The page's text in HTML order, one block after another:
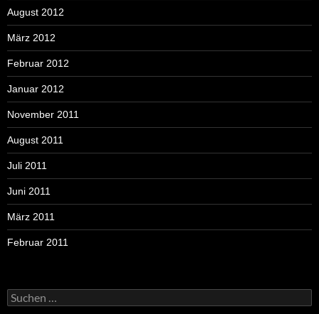
August 2012
März 2012
Februar 2012
Januar 2012
November 2011
August 2011
Juli 2011
Juni 2011
März 2011
Februar 2011
Suchen
nach: